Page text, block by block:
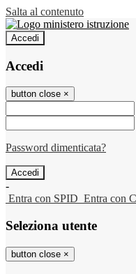
Salta al contenuto
Accedi
Accedi
button close ×
Password dimenticata?
-
Entra con SPID Entra con
Seleziona utente
button close ×